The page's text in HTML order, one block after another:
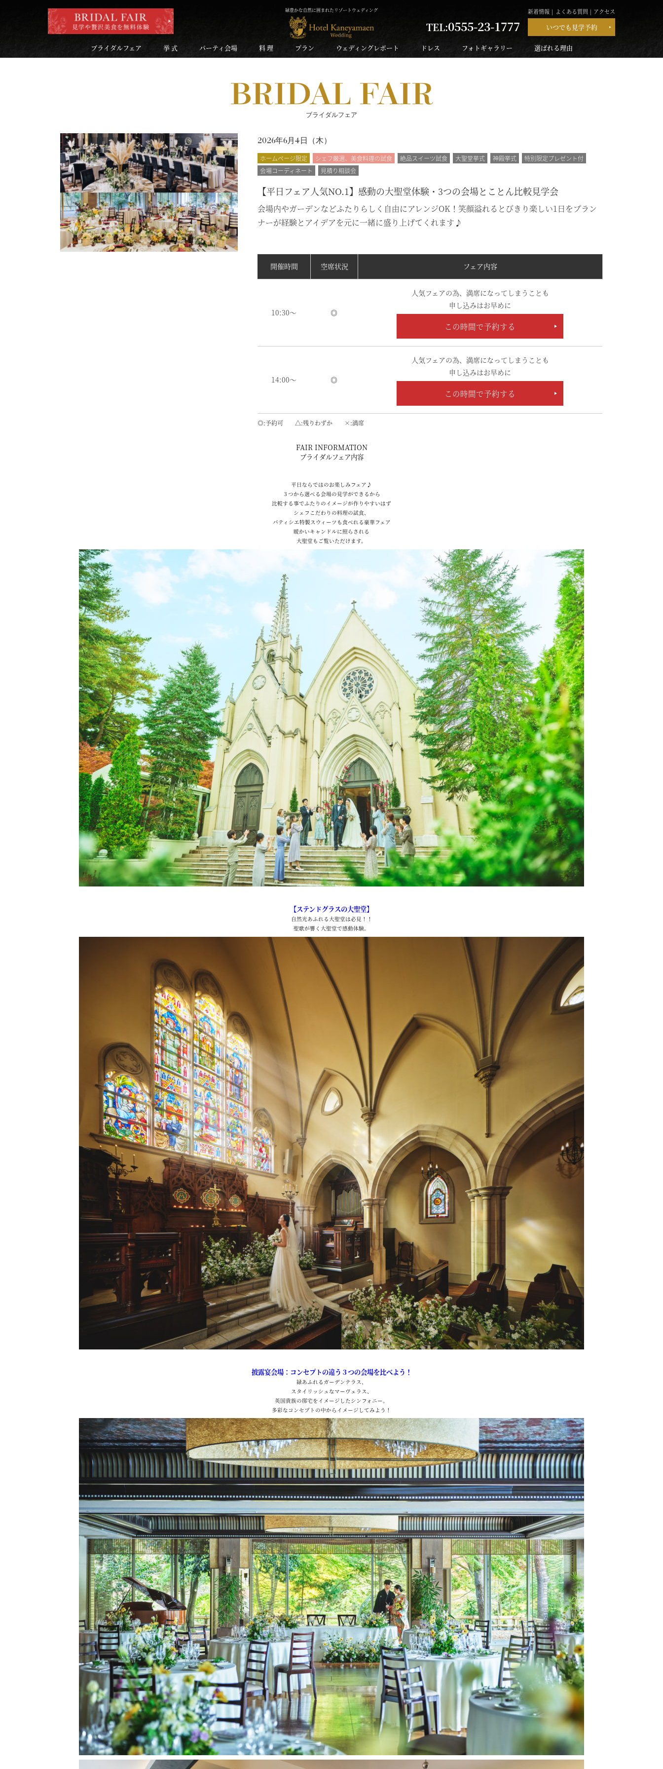
緑豊かな自然に囲まれたリゾートウェディング アクセス
よくある質問
新着情報
TEL:0555-23-1777 いつでも見学予約
ブライダルフェア 挙 式 パーティ会場 料 理 プラン ウェディングレポート ドレス フォトギャラリー 選ばれる理由
BRIDAL FAIR
ブライダルフェア
2026年6月4日（木）
ホームページ限定 シェフ厳選、美食料理の試食 絶品スイーツ試食 大聖堂挙式 神殿挙式
特別限定プレゼント付
会場コーディネート
見積り相談会
【平日フェア人気NO.1】感動の大聖堂体験・3つの会場とことん比較見学会
会場内やガーデンなどふたりらしく自由にアレンジOK！笑顔溢れるとびきり楽しい1日をプラン
ナーが経験とアイデアを元に一緒に盛り上げてくれます♪
開催時間 空席状況 フェア内容
10:30～ ◎
人気フェアの為、満席になってしまうことも
申し込みはお早めに
この時間で予約する
14:00～ ◎
人気フェアの為、満席になってしまうことも
申し込みはお早めに
この時間で予約する
◎ 予約可 △ 残りわずか × 満席
FAIR INFORMATION
ブライダルフェア内容
平日ならではのお楽しみフェア♪
３つから選べる会場の見学ができるから
比較する事でふたりのイメージが作りやすいはず
シェフこだわりの料理の試食、
パティシエ特製スウィーツも食べれる豪華フェア
暖かいキャンドルに照らされる
大聖堂もご覧いただけます。
【ステンドグラスの大聖堂】
自然光あふれる大聖堂は必見！！
聖歌が響く大聖堂で感動体験。
披露宴会場：コンセプトの違う３つの会場を比べよう！
緑あふれるガーデンテラス、
スタイリッシュなマーヴェラス、
英国貴族の邸宅をイメージしたシンフォニー。
多彩なコンセプトの中からイメージしてみよう！